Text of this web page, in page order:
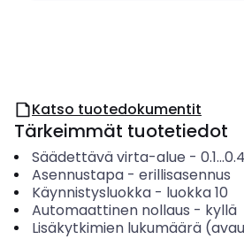
Katso tuotedokumentit
Tärkeimmät tuotetiedot
Säädettävä virta-alue - 0.1...0.4
Asennustapa- erillisasennus
Käynnistysluokka- luokka 10
Automaattinen nollaus - kyllä
Lisäkytkimien lukumäärä